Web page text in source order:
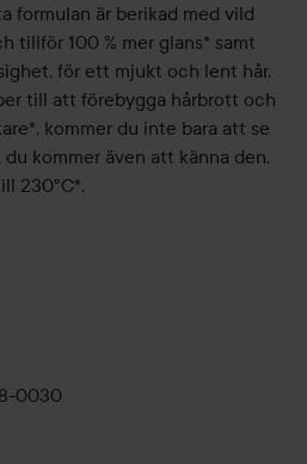
formulan är berikad med vild
tillför 100 % mer glans* samt
för ett mjukt och lent hår.
till att förebygga hårbrott och
kommer du inte bara att se
kommer även att känna den.
230°C*.
i 96 timmar*, för slätare hår.
håret och motverkar att det
0030